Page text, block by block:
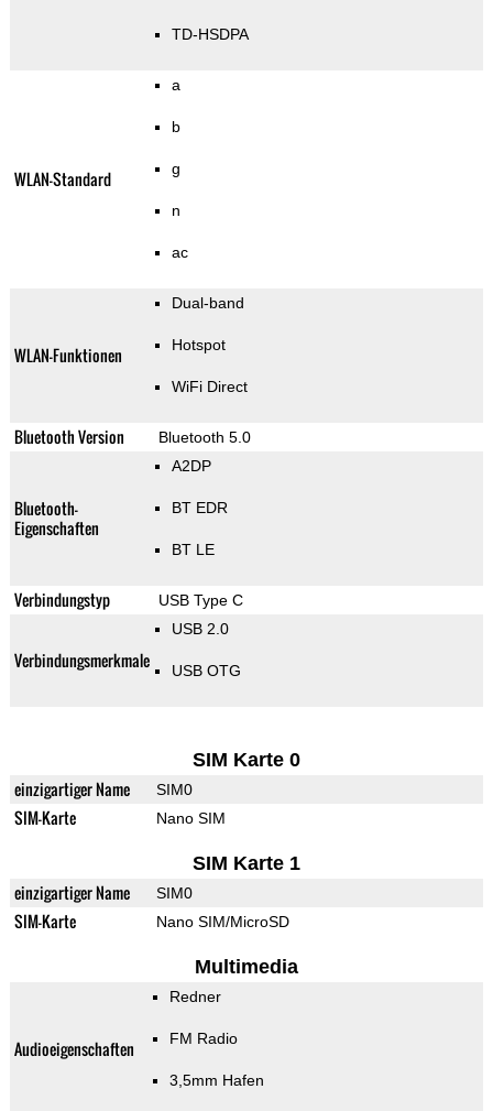
TD-HSDPA
WLAN-Standard
a
b
g
n
ac
WLAN-Funktionen
Dual-band
Hotspot
WiFi Direct
Bluetooth Version Bluetooth 5.0
Bluetooth-
Eigenschaften
A2DP
BT EDR
BT LE
Verbindungstyp USB Type C
Verbindungsmerkmale
USB 2.0
USB OTG
SIM Karte 0
einzigartiger Name SIM0
SIM-Karte Nano SIM
SIM Karte 1
einzigartiger Name SIM0
SIM-Karte Nano SIM/MicroSD
Multimedia
Audioeigenschaften
Redner
FM Radio
3,5mm Hafen